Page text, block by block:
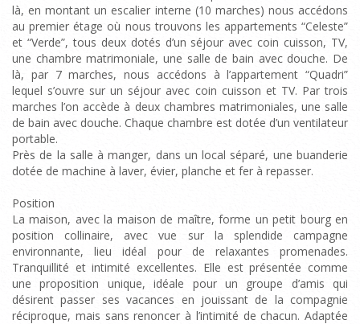
là, en montant un escalier interne (10 marches) nous accédons
au premier étage où nous trouvons les appartements “Celeste”
et “Verde”, tous deux dotés d’un séjour avec coin cuisson, TV,
une chambre matrimoniale, une salle de bain avec douche. De
là, par 7 marches, nous accédons à l’appartement “Quadri”
lequel s’ouvre sur un séjour avec coin cuisson et TV. Par trois
marches l’on accède à deux chambres matrimoniales, une salle
de bain avec douche. Chaque chambre est dotée d’un ventilateur
portable.
Près de la salle à manger, dans un local séparé, une buanderie
dotée de machine à laver, évier, planche et fer à repasser.
Position
La maison, avec la maison de maître, forme un petit bourg en
position collinaire, avec vue sur la splendide campagne
environnante, lieu idéal pour de relaxantes promenades.
Tranquillité et intimité excellentes. Elle est présentée comme
une proposition unique, idéale pour un groupe d’amis qui
désirent passer ses vacances en jouissant de la compagnie
réciproque, mais sans renoncer à l’intimité de chacun. Adaptée